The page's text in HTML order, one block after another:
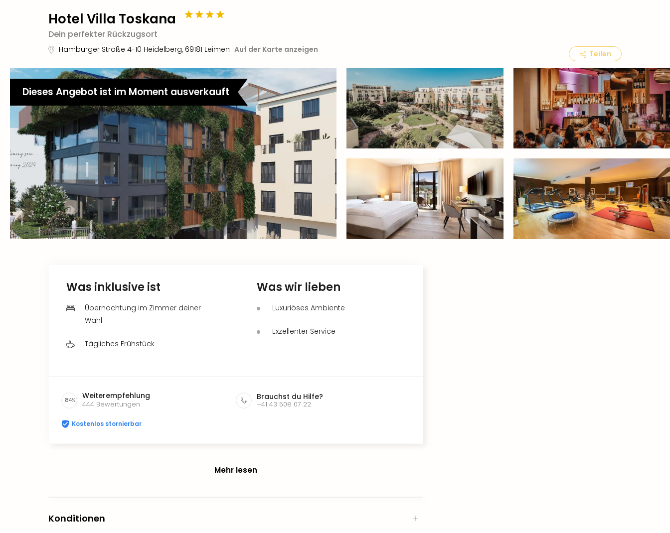
Hotel Villa Toskana
Dein perfekter Rückzugsort
Hamburger Straße 4-10 Heidelberg, 69181 Leimen Auf der Karte anzeigen Teilen
Dieses Angebot ist im Moment ausverkauft
Was inklusive ist
Übernachtung im Zimmer deiner
Wahl
Tägliches Frühstück
Was wir lieben
Luxuriöses Ambiente
Exzellenter Service
84% Weiterempfehlung
444 Bewertungen
Brauchst du Hilfe?
+41 43 508 07 22
Kostenlos stornierbar
Mehr lesen
Konditionen